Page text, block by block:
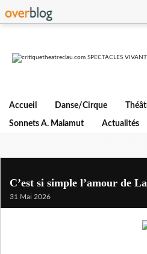
Accueil Danse/Cirque
Sonnets A. Malamut Actualités
C’est si simple l’amour de
31 Mai 2026